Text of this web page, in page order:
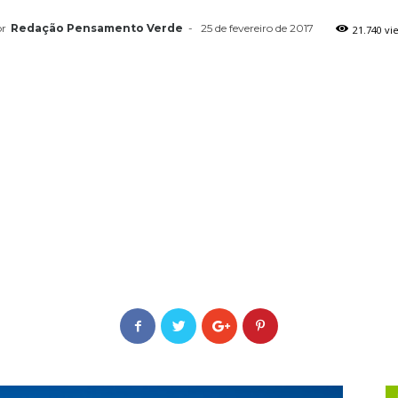
Redação Pensamento Verde - 25 de fevereiro de 2017 21.740